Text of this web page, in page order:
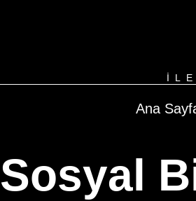
Ana
Sosyal